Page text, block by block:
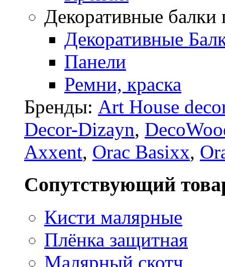
Декоративные балки
Декоративные
Панели
Ремни, краска
Бренды: Art House
Decor-Dizayn,
Axxent, Orac Basixx,
Сопутствующий
Кисти малярные
Плёнка защитная
Малярный скотч